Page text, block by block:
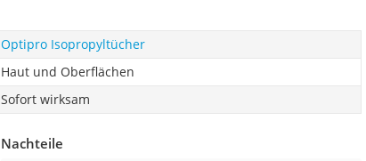
Optipro Isopropyltücher
Haut und Oberflächen
Sofort wirksam
Nachteile